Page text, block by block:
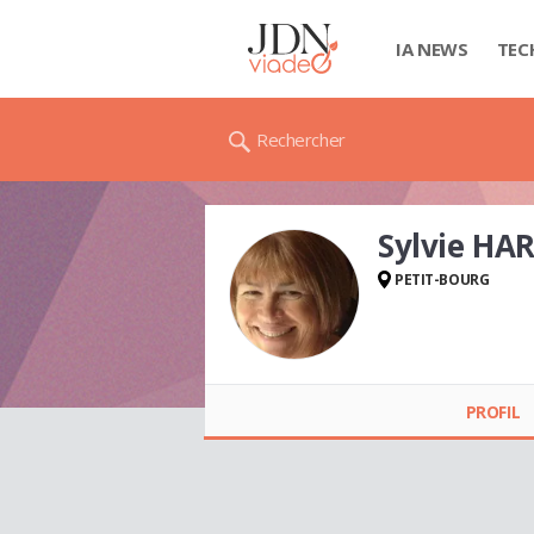
IA NEWS
Rechercher
Sylvie
PETIT-BOURG
PROFIL